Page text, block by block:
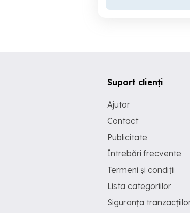
Suport clienți
Ajutor
Contact
Publicitate
Întrebări frecvente
Termeni și condiții
Lista categoriilor
Siguranța